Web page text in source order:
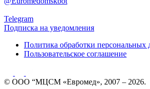
Telegram
Подписка на уведомления
Политика обработки персональных
Пользовательское соглашение
© ООО “МЦСМ «Евромед», 2007 – 2026.